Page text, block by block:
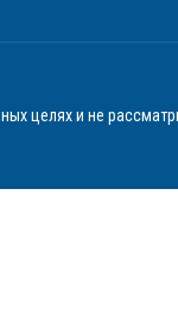
целях и не